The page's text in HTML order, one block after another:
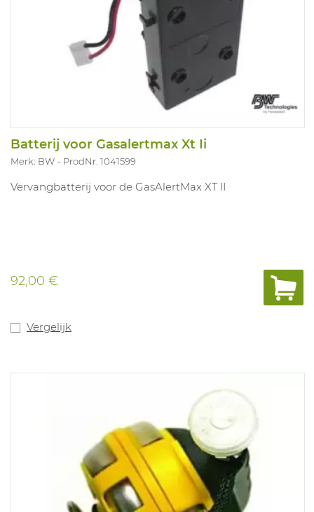
Batterij voor Gasalertmax Xt Ii
Merk: BW ProdNr. 1041599
Vervangbatterij voor de GasAlertMax XT II
92,00 €
Vergelijk